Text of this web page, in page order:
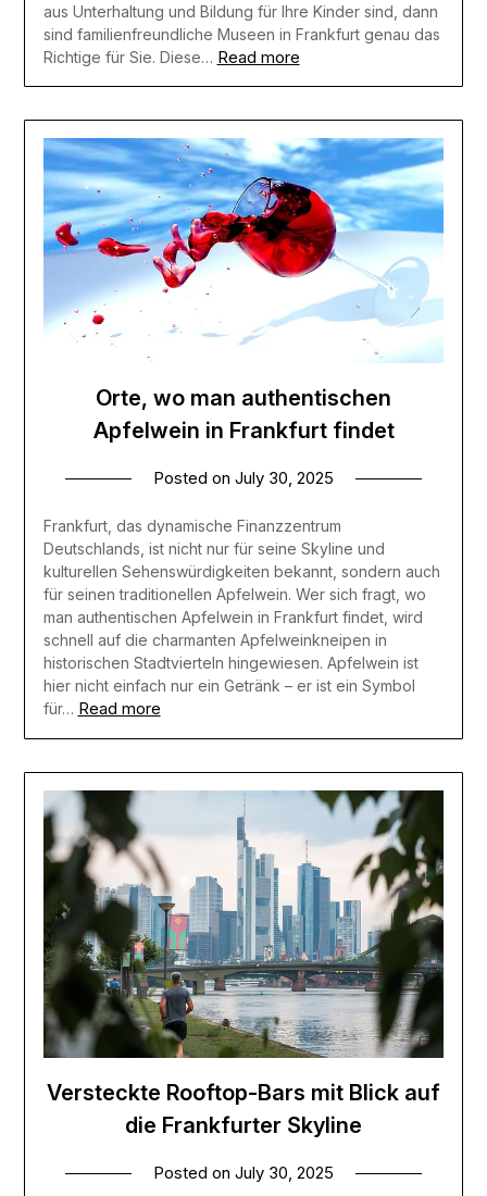
aus Unterhaltung und Bildung für Ihre Kinder sind, dann
sind familienfreundliche Museen in Frankfurt genau das
Richtige für Sie. Diese… Read more
Orte, wo man authentischen
Apfelwein in Frankfurt findet
Posted on July 30, 2025
Frankfurt, das dynamische Finanzzentrum
Deutschlands, ist nicht nur für seine Skyline und
kulturellen Sehenswürdigkeiten bekannt, sondern auch
für seinen traditionellen Apfelwein. Wer sich fragt, wo
man authentischen Apfelwein in Frankfurt findet, wird
schnell auf die charmanten Apfelweinkneipen in
historischen Stadtvierteln hingewiesen. Apfelwein ist
hier nicht einfach nur ein Getränk – er ist ein Symbol
für… Read more
Versteckte Rooftop-Bars mit Blick auf
die Frankfurter Skyline
Posted on July 30, 2025